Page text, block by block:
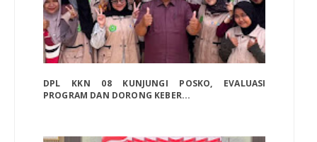
DPL KKN 08 KUNJUNGI POSKO, EVALUASI
PROGRAM DAN DORONG KEBER...